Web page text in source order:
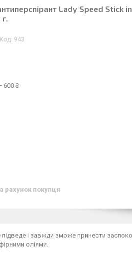
Lady Speed Stick
Код: 943
600 ₴
рахунок покупця
підведе і завжди зможе принести
оліями.